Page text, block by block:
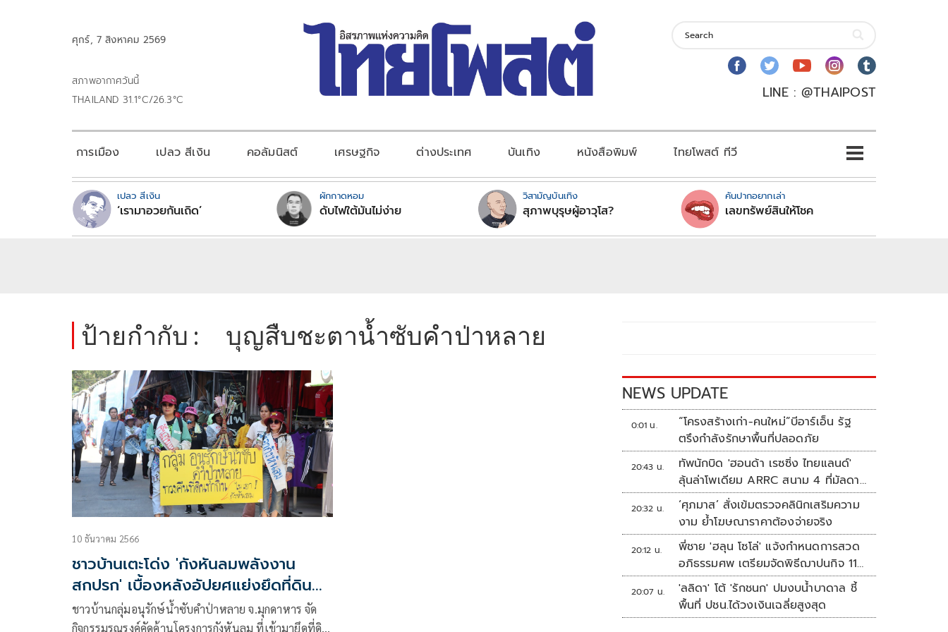
ศุกร์, 7 สิงหาคม 2569
สภาพอากาศวันนี้
THAILAND 31.1°C/26.3°C
LINE : @THAIPOST
การเมือง เปลว สีเงิน คอลัมนิสต์ เศรษฐกิจ ต่างประเทศ บันเทิง หนังสือพิมพ์ ไทยโพสต์ ทีวี
เปลว สีเงิน
‘เรามาอวยกันเถิด’
ผักกาดหอม
ดับไฟใต้มันไม่ง่าย
วิสามัญบันเทิง
สุภาพบุรุษผู้อาวุโส?
คันปากอยากเล่า
เลขทรัพย์สินให้โชค
ป้ายกำกับ : บุญสืบชะตาน้ำซับคำป่าหลาย
10 ธันวาคม 2566
ชาวบ้านเตะโด่ง 'กังหันลมพลังงาน
สกปรก' เบื้องหลังอัปยศแย่งยึดที่ดินทำ
กิน
ชาวบ้านกลุ่มอนุรักษ์น้ำซับคำป่าหลาย จ.มุกดาหาร จัด
กิจกรรมรณรงค์คัดค้านโครงการกังหันลม ที่เข้ามายึดที่ดิน
NEWS UPDATE
0:01 น.
“โครงสร้างเก่า-คนใหม่”บีอาร์เอ็น รัฐ
ตรึงกำลังรักษาพื้นที่ปลอดภัย
20:43 น.
ทัพนักบิด 'ฮอนด้า เรซซิ่ง ไทยแลนด์'
ลุ้นล่าโพเดียม ARRC สนาม 4 ที่มัลดาลิ
กา
20:32 น.
‘ศุภมาส’ สั่งเข้มตรวจคลินิกเสริมความ
งาม ย้ำโฆษณาราคาต้องจ่ายจริง
20:12 น.
พี่ชาย 'ฮลุน โซโล่' แจ้งกำหนดการสวด
อภิธรรมศพ เตรียมจัดพิธีฌาปนกิจ 11
ส.ค.
20:07 น.
'ลลิดา' โต้ 'รักชนก' ปมงบน้ำบาดาล ชี้
พื้นที่ ปชน.ได้วงเงินเฉลี่ยสูงสุด